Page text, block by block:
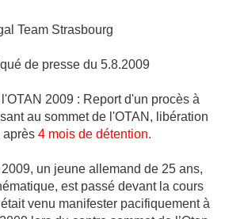
Team Strasbourg
de presse du 5.8.2009
2009 : Report d'un procès à
au sommet de l'OTAN, libération
après 4 mois de détention.
un jeune allemand de 25 ans,
est passé devant la cours
était venu manifester pacifiquement à